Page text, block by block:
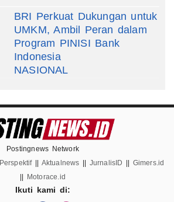
BRI Perkuat Dukungan untuk
UMKM, Ambil Peran dalam
Program PINISI Bank
Indonesia
NASIONAL
Postingnews Network
Perspektif|| Aktualnews JurnalisID
Gimers.id
Motorace.id
Ikuti kami di: